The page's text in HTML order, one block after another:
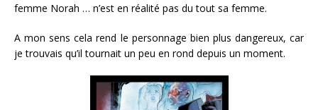
femme Norah … n’est en réalité pas du tout sa femme.
A mon sens cela rend le personnage bien plus dangereux, car
je trouvais qu’il tournait un peu en rond depuis un moment.